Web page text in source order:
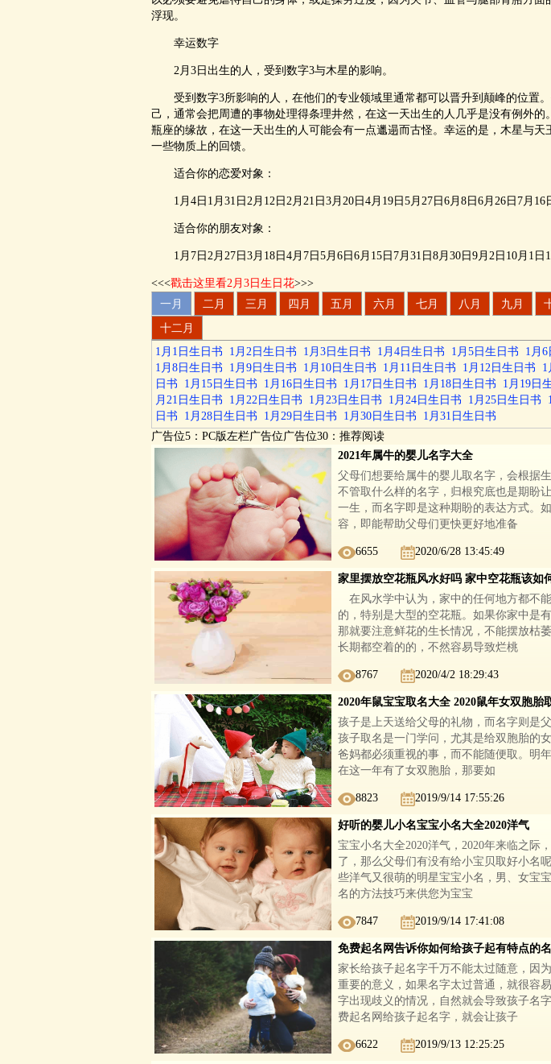
浮现。
幸运数字
2月3日出生的人，受到数字3与木星的影响。
受到数字3所影响的人，在他们的专业领域里通常都可以晋升到颠峰的位置。
己，通常会把周遭的事物处理得条理井然，在这一天出生的人几乎是没有例外的
瓶座的缘故，在这一天出生的人可能会有一点邋遢而古怪。幸运的是，木星与天
一些物质上的回馈。
适合你的恋爱对象：
1月4日1月31日2月12日2月21日3月20日4月19日5月27日6月8日6月26日7月16
适合你的朋友对象：
1月7日2月27日3月18日4月7日5月6日6月15日7月31日8月30日9月2日10月1日
<<<戳击这里看2月3日生日花>>>
一月 二月 三月 四月 五月 六月 七月 八月 九月
十二月
1月1日生日书 1月2日生日书 1月3日生日书 1月4日生日书 1月5日生日书 1月
1月8日生日书
1月9日生日书 1月10日生日书 1月11日生日书 1月12日生日书 1
日书
1月15日生日书 1月16日生日书 1月17日生日书 1月18日生日书 1月19日
月21日生日书
1月22日生日书 1月23日生日书 1月24日生日书 1月25日生日书
日书
1月28日生日书 1月29日生日书 1月30日生日书
1月31日生日书
广告位5：PC版左栏广告位广告位30：推荐阅读
2021年属牛的婴儿名字大全
父母们想要给属牛的婴儿取名字，会根据
不管取什么样的名字，归根究底也是期盼
一生，而名字即是这种期盼的表达方式。
容，即能帮助父母们更快更好地准备
6655 2020/6/28 13:45:49
家里摆放空花瓶风水好吗 家中空花瓶该如
在风水学中认为，家中的任何地方都不
的，特别是大型的空花瓶。如果你家中是
那就要注意鲜花的生长情况，不能摆放枯
长期都空着的的，不然容易导致烂桃
8767 2020/4/2 18:29:43
2020年鼠宝宝取名大全 2020鼠年女双胞胎
孩子是上天送给父母的礼物，而名字则是
孩子取名是一门学问，尤其是给双胞胎的
爸妈都必须重视的事，而不能随便取。明
在这一年有了女双胞胎，那要如
8823 2019/9/14 17:55:26
好听的婴儿小名宝宝小名大全2020洋气
宝宝小名大全2020洋气，2020年来临之际
了，那么父母们有没有给小宝贝取好小名
些洋气又很萌的明星宝宝小名，男、女宝
名的方法技巧来供您为宝宝
7847 2019/9/14 17:41:08
免费起名网告诉你如何给孩子起有特点的名
家长给孩子起名字千万不能太过随意，因
重要的意义，如果名字太过普通，就很容
字出现歧义的情况，自然就会导致孩子名
费起名网给孩子起名字，就会让孩子
6622 2019/9/13 12:25:25